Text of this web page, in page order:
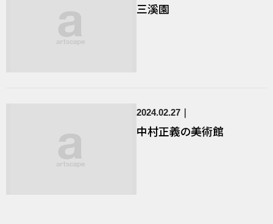
三溪園
2024.02.27
中村正義の美術館